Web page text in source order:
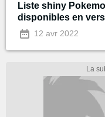
Liste shiny
disponibles en
12 avr 2022